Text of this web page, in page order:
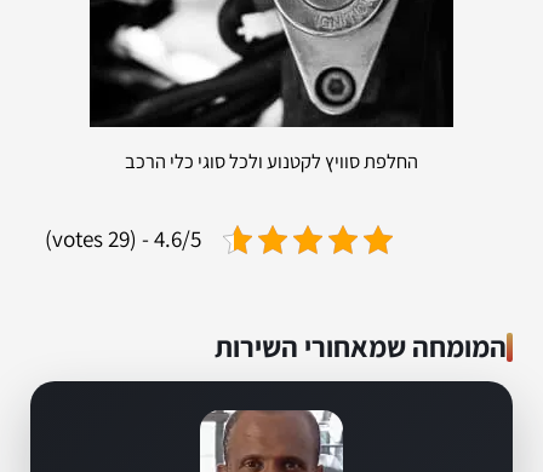
החלפת סוויץ לקטנוע ולכל סוגי כלי הרכב
4.6/5 - (29 votes)
המומחה שמאחורי השירות